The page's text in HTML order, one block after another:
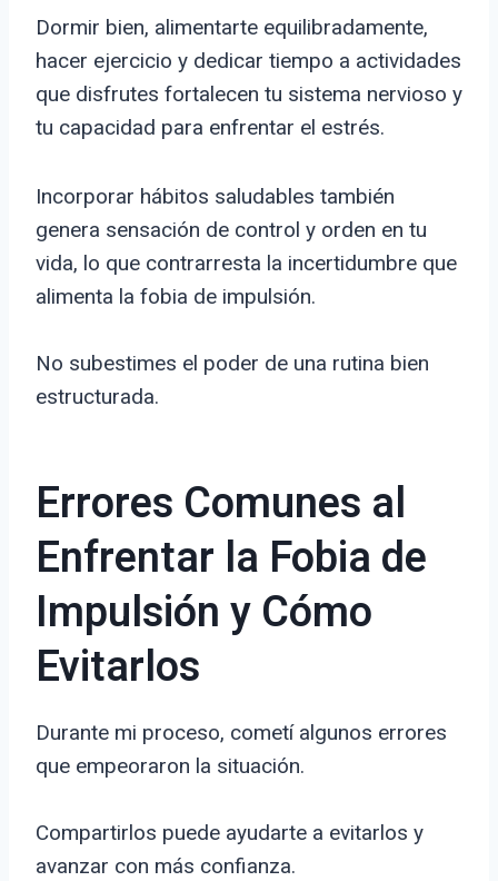
Dormir bien, alimentarte equilibradamente,
hacer ejercicio y dedicar tiempo a actividades
que disfrutes fortalecen tu sistema nervioso y
tu capacidad para enfrentar el estrés.
Incorporar hábitos saludables también
genera sensación de control y orden en tu
vida, lo que contrarresta la incertidumbre que
alimenta la fobia de impulsión.
No subestimes el poder de una rutina bien
estructurada.
Errores Comunes al
Enfrentar la Fobia de
Impulsión y Cómo
Evitarlos
Durante mi proceso, cometí algunos errores
que empeoraron la situación.
Compartirlos puede ayudarte a evitarlos y
avanzar con más confianza.